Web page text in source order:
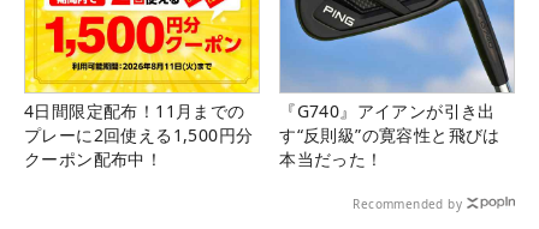
4日間限定配布！11月までの
プレーに2回使える1,500円分
クーポン配布中！
『G740』アイアンが引き出
す“反則級”の寛容性と飛びは
本当だった！
Recommended by